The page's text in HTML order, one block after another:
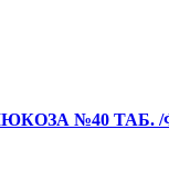
№40